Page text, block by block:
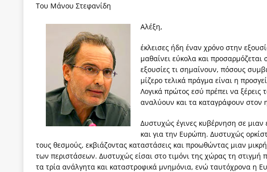
μπορούν να φέρουν την αλλαγή
[ 3 Αυγούστου 2026 ] Γιατί λιγοστεύουν «τα χρόνια της
εμβληματικό «Πολίτη Κέιν»
ΠΑΡΕΜΒΑΣΕΙΣ
[ 3 Αυγούστου 2026 ] Το Νομικό DNA του Υπερταμείου και οι
[ 3 Αυγούστου 2026 ]
Το γάλλιο και η γεωπολιτική ισχύς για την
[ 3 Αυγούστου 2026 ] «Εδοξάσθη κρυπτομένη και
ΠΑΡΕΜΒΑΣΕΙΣ
Του Μάνου Στεφανίδη
Αλέξη,
έκλεισες ήδη έναν χρόνο στην
μαθαίνει εύκολα και
εξουσίες τι σημαίνουν, πόσους
μίζερο τελικά πράγμα είναι η
Λογικά πρώτος εσύ πρέπει να
αναλύουν και τα καταγράφουν στον
Δυστυχώς έγινες κυβέρνηση σε μιαν
και για την Ευρώπη. Δυστυχώς
τους θεσμούς, εκβιάζοντας καταστάσεις και προωθώντας μιαν
των περιστάσεων. Δυστυχώς είσαι στο τιμόνι της χώρας τη
τα τρία ανάλγητα και καταστροφικά μνημόνια, ενώ ταυτόχρονα η